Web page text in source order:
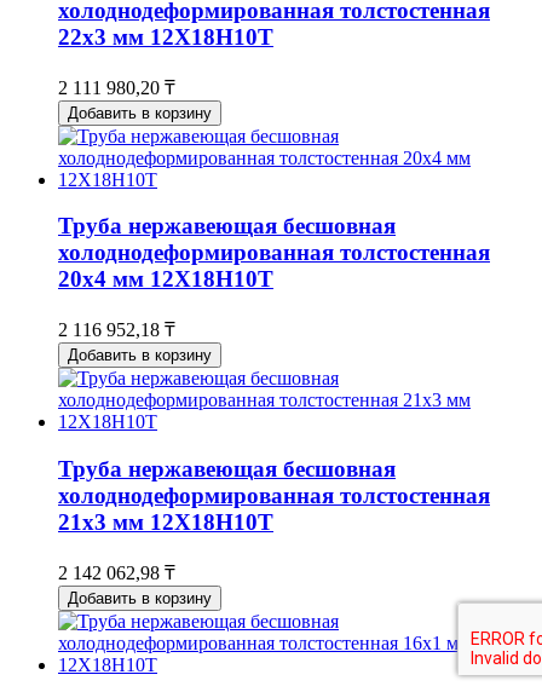
холоднодеформированная толстостенная
22х3 мм 12Х18Н10Т
2 111 980,20 ₸
Добавить в корзину
Труба нержавеющая бесшовная
холоднодеформированная толстостенная
20х4 мм 12Х18Н10Т
2 116 952,18 ₸
Добавить в корзину
Труба нержавеющая бесшовная
холоднодеформированная толстостенная
21х3 мм 12Х18Н10Т
2 142 062,98 ₸
Добавить в корзину